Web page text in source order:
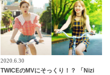
2020.6.30
TWICEのMVにそっくり！？ 「Nizi